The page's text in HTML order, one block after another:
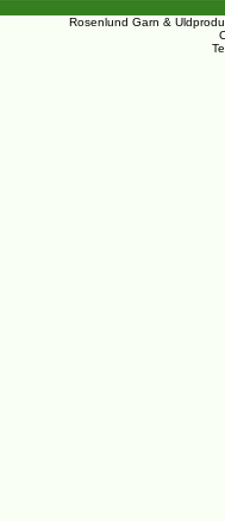
Rosenlund Garn &